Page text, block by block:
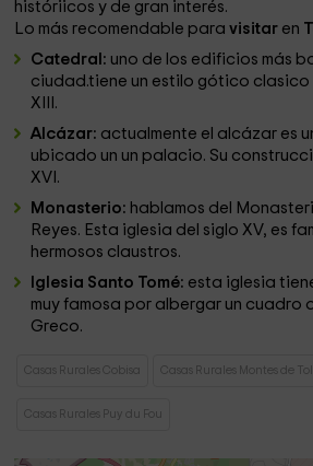
históriicos y de gran interés.
Lo más recomendable paravisitar en
Catedral: uno de los edificios más
ciudad.tiene un estilo gótico
XIII.
Alcázar: actualmente el alcázar es
ubicado un un palacio. Su
XVI.
Monasterio: hablamos del
Reyes. Esta iglesia del siglo XV, es
hermosos claustros.
Iglesia Santo Tomé: esta iglesia
muy famosa por albergar un cuadro
Greco.
Casas Rurales Cobisa Casas Rurales Montes de
Casas Rurales Puy du Fou